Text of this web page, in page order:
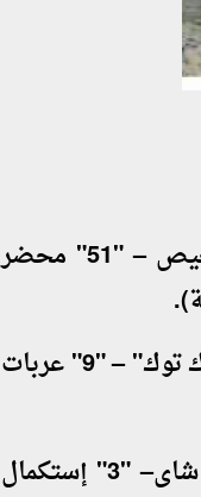
تحرير ("155" محضر إشغال طريق –"83" محضر إدارة بدون ترخيص – "51" محضر
ضبط ("7" عربات يد لبيع الفاكهة وفاترينة مأكولات - 4 مركبات "توك توك" – "9" عربات
تنفيذ (2) حالة غلق إدارى، إزالة ("4" لافتات إعلانات – "2" غرزة شاى– "3" إستكمال